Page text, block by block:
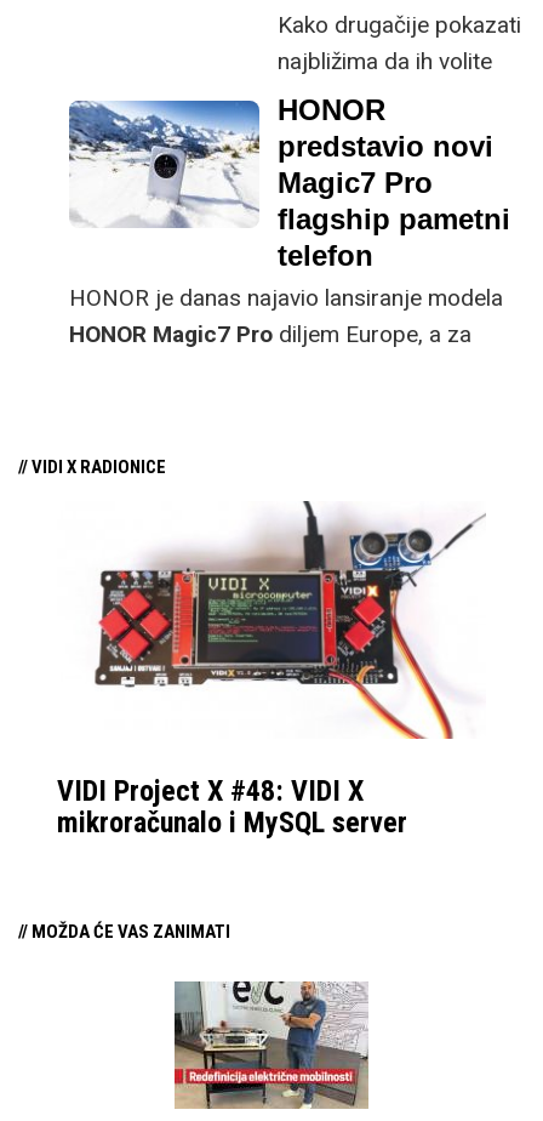
Kako drugačije pokazati
najbližima da ih volite
nego kupnjom
tehnološkog poklona
koji će im svakodnevicu
učiniti lakšom,
ugodnijom i
HONOR
predstavio novi
Magic7 Pro
flagship pametni
telefon
HONOR je danas najavio lansiranje modela
HONOR Magic7 Pro diljem Europe, a za
// VIDI X RADIONICE
VIDI Project X #48: VIDI X
mikroračunalo i MySQL server
// MOŽDA ĆE VAS ZANIMATI